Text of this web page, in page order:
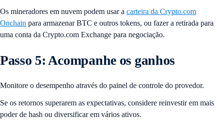
Os mineradores em nuvem podem usar a carteira da Crypto.com
Onchain para armazenar BTC e outros tokens, ou fazer a retirada para
uma conta da Crypto.com Exchange para negociação.
Passo 5: Acompanhe os ganhos
Monitore o desempenho através do painel de controle do provedor.
Se os retornos superarem as expectativas, considere reinvestir em mais
poder de hash ou diversificar em vários ativos.